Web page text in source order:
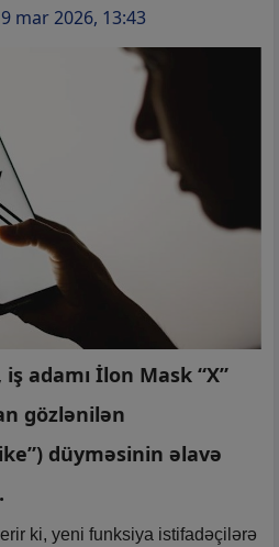
mar 2026, 13:43
adamı İlon Mask “X”
gözlənilən
düyməsinin əlavə
ki, yeni funksiya istifadəçilərə